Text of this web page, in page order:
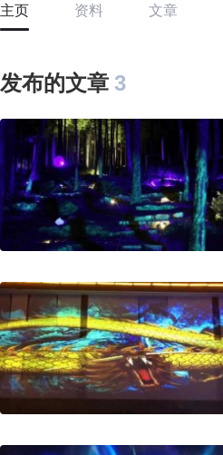
主页 资料 文章
发布的文章 3